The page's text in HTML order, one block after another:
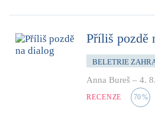
Příliš pozdě
BELETRIE
Anna Bureš – 4.
RECENZE 70%